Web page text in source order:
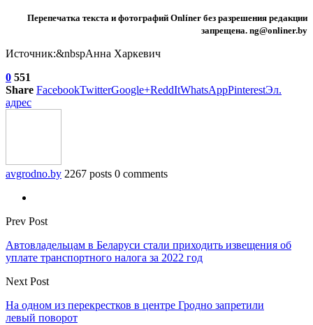
Перепечатка текста и фотографий Onlíner без разрешения редакции
запрещена. ng@onliner.by
Источник:&nbspАнна Харкевич
0 551
Share FacebookTwitterGoogle+ReddItWhatsAppPinterestЭл.
адрес
avgrodno.by 2267 posts 0 comments
Prev Post
Автовладельцам в Беларуси стали приходить извещения об
уплате транспортного налога за 2022 год
Next Post
На одном из перекрестков в центре Гродно запретили
левый поворот